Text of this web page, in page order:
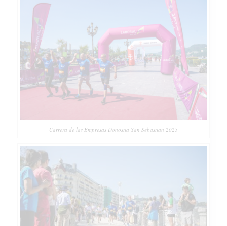
Carrera de las Empresas Donostia San Sebastian 2025